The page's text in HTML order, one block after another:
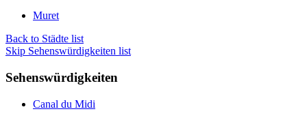
Muret
Back to Städte list
Skip Sehenswürdigkeiten list
Sehenswürdigkeiten
Canal du Midi